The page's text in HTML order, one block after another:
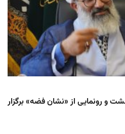
و رونمایی از «نشان فضه» برگزار